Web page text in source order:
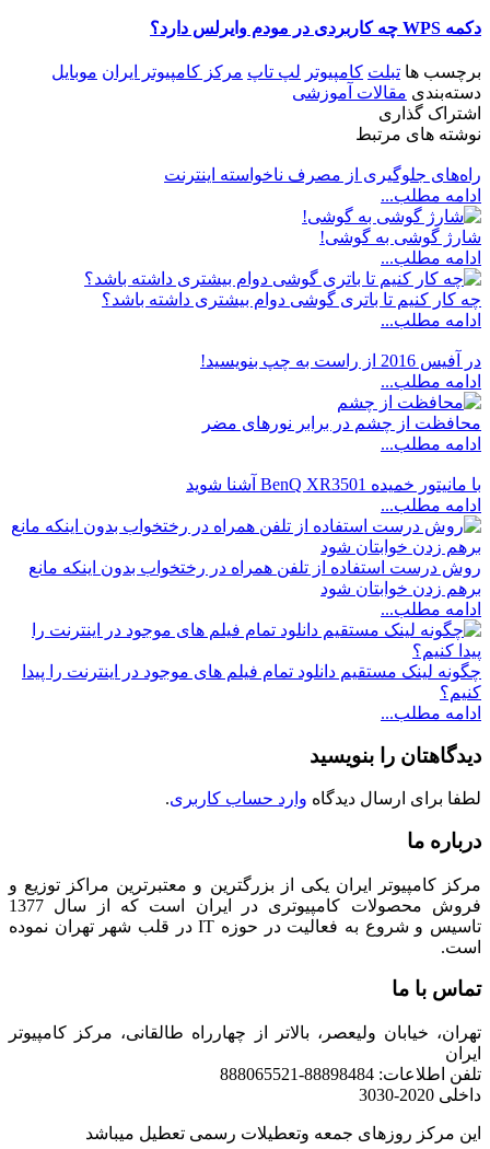
دکمه WPS چه کاربردی در مودم وایرلس دارد؟
برچسب ها تبلت کامپیوتر لپ تاپ مرکز کامپیوتر ایران موبایل
دسته‌بندی مقالات آموزشی
اشتراک گذاری
نوشته های مرتبط
راه‌های جلوگیری از مصرف ناخواسته اینترنت
ادامه مطلب...
شارژ گوشی به گوشی!
ادامه مطلب...
چه کار کنیم تا باتری گوشی دوام بیشتری داشته باشد؟
ادامه مطلب...
در آفیس 2016 از راست به چپ بنویسید!
ادامه مطلب...
محافظت از چشم در برابر نورهای مضر
ادامه مطلب...
با مانیتور خمیده BenQ XR3501 آشنا شوید
ادامه مطلب...
روش درست استفاده از تلفن همراه در رختخواب بدون اینکه مانع
برهم زدن خوابتان شود
ادامه مطلب...
چگونه لینک مستقیم دانلود تمام فیلم های موجود در اینترنت را پیدا
کنیم؟
ادامه مطلب...
دیدگاهتان را بنویسید
لطفا برای ارسال دیدگاه وارد حساب کاربری.
درباره ما
مرکز کامپیوتر ایران یکی از بزرگترین و معتبرترین مراکز توزیع و
فروش محصولات کامپیوتری در ایران است که از سال 1377
تاسیس و شروع به فعالیت در حوزه IT در قلب شهر تهران نموده
است.
تماس با ما
تهران، خیابان ولیعصر، بالاتر از چهارراه طالقانی، مرکز کامپیوتر
ایران
تلفن اطلاعات: 88898484-888065521
داخلی 2020-3030
این مرکز روزهای جمعه وتعطیلات رسمی تعطیل میباشد